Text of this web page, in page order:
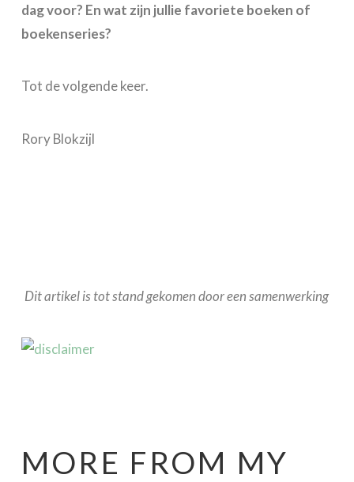
dag voor? En wat zijn jullie favoriete boeken of
boekenseries?
Tot de volgende keer.
Rory Blokzijl
Dit artikel is tot stand gekomen door een samenwerking
MORE FROM MY